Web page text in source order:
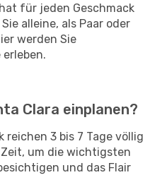
für jeden Geschmack
alleine, als Paar oder
werden Sie
Clara einplanen?
reichen 3 bis 7 Tage völlig
Zeit, um die wichtigsten
und das Flair